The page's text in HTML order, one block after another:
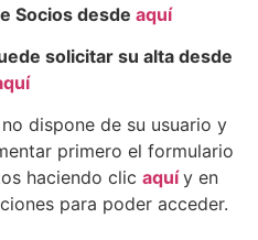
Socios desde aquí
solicitar su alta desde
dispone de su usuario y
primero el formulario
haciendo clic aquí y en
para poder acceder.